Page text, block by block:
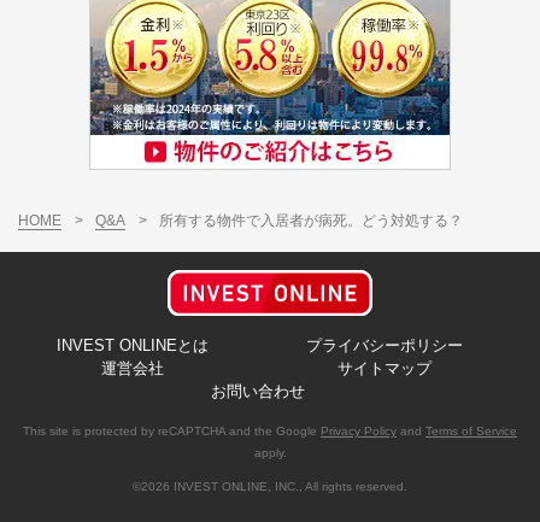
HOME > Q&A > 所有する物件で入居者が病死。どう対処する？
INVEST ONLINEとは
プライバシーポリシー
運営会社
サイトマップ
お問い合わせ
This site is protected by reCAPTCHA and the Google Privacy Policy and Terms of Service
apply.
©2026 INVEST ONLINE, INC., All rights reserved.